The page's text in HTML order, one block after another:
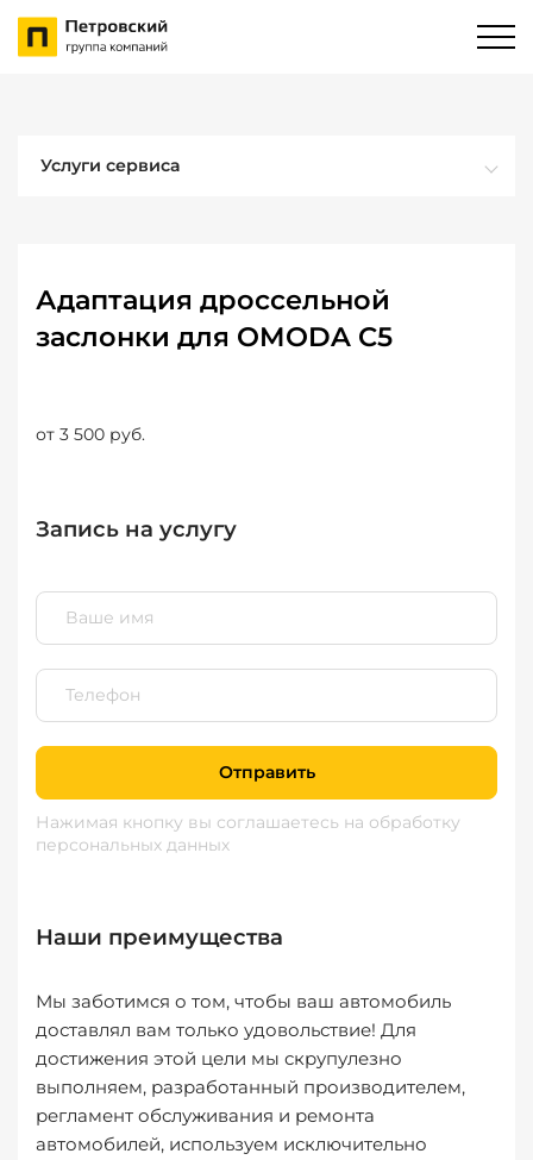
Услуги сервиса
Адаптация дроссельной
заслонки для OMODA C5
от 3 500 руб.
Запись на услугу
Отправить
Нажимая кнопку вы соглашаетесь на обработку
персональных данных
Наши преимущества
Мы заботимся о том, чтобы ваш автомобиль
доставлял вам только удовольствие! Для
достижения этой цели мы скрупулезно
выполняем, разработанный производителем,
регламент обслуживания и ремонта
автомобилей, используем исключительно